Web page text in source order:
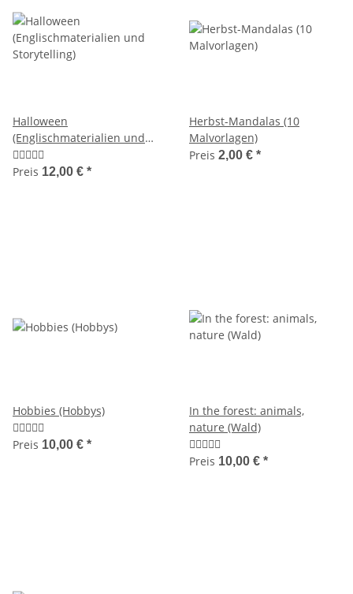
Halloween
(Englischmaterialien und
Storytelling)
Preis 12,00 € *
Herbst-Mandalas (10
Malvorlagen)
Preis 2,00 € *
Hobbies (Hobbys)
Preis 10,00 € *
In the forest: animals,
nature (Wald)
Preis 10,00 € *